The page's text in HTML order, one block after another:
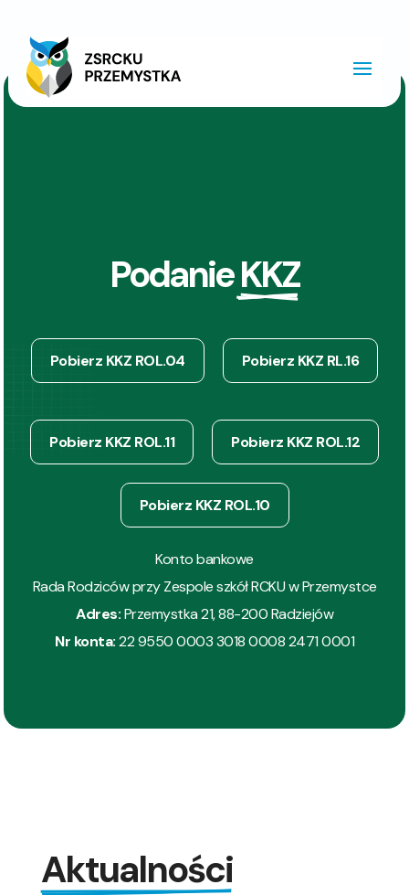
Podanie KKZ
Pobierz KKZ ROL.04 Pobierz KKZ RL.16
Pobierz KKZ ROL.11 Pobierz KKZ ROL.12
Pobierz KKZ ROL.10
Konto bankowe
Rada Rodziców przy Zespole szkół RCKU w Przemystce
Adres:Przemystka 21, 88-200 Radziejów
Nr konta:22 9550 0003 3018 0008 2471 0001
Aktualności